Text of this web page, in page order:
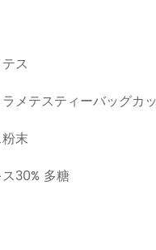
ス
メテスティーバッグカ
末
30% 多糖